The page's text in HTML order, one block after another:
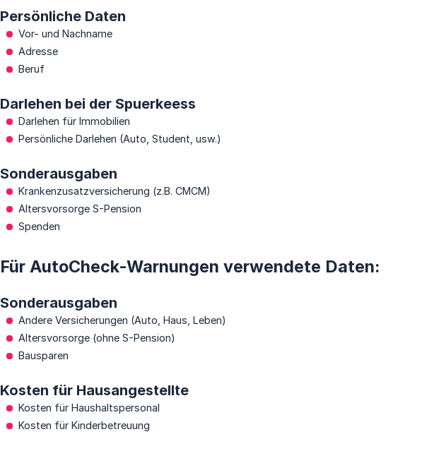
Persönliche Daten
Vor- und Nachname
Adresse
Beruf
Darlehen bei der Spuerkeess
Darlehen für Immobilien
Persönliche Darlehen (Auto, Student, usw.)
Sonderausgaben
Krankenzusatzversicherung (z.B. CMCM)
Altersvorsorge S-Pension
Spenden
Für AutoCheck-Warnungen verwendete Daten:
Sonderausgaben
Andere Versicherungen (Auto, Haus, Leben)
Altersvorsorge (ohne S-Pension)
Bausparen
Kosten für Hausangestellte
Kosten für Haushaltspersonal
Kosten für Kinderbetreuung